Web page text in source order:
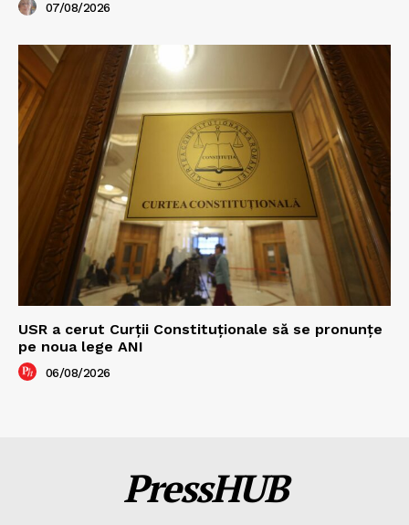
07/08/2026
USR a cerut Curții Constituționale să se pronunțe
pe noua lege ANI
06/08/2026
PressHUB